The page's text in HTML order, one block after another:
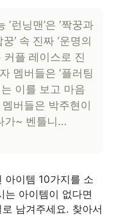
런닝맨’은 ‘짝꿍과
’ 속 진짜 ‘운명의
커플 레이스로 진
멤버들은 ‘플러팅
이를 보고 마음
버들은 박주현이
가~ 벤틀니…
아이템 10가지를 소
는 아이템이 없다면
남겨주세요. 찾아서